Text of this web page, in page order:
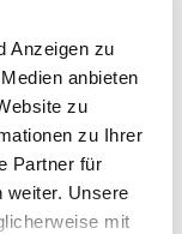
Anzeigen zu
anbieten
zu
zu Ihrer
Partner für
weiter. Unsere
mit